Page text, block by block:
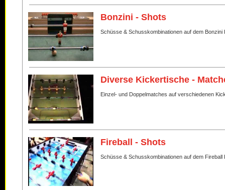
Bonzini - Shots
Schüsse & Schusskombinationen auf dem Bonzini
Diverse Kickertische -
Einzel- und Doppelmatches auf verschiedenen
Fireball - Shots
Schüsse & Schusskombinationen auf dem Fireball